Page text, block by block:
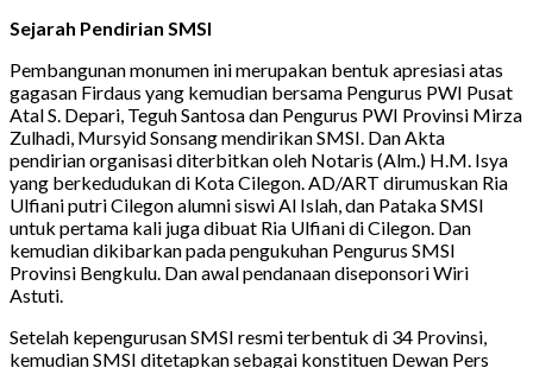
Sejarah Pendirian SMSI
Pembangunan monumen ini merupakan bentuk apresiasi atas
gagasan Firdaus yang kemudian bersama Pengurus PWI Pusat
Atal S. Depari, Teguh Santosa dan Pengurus PWI Provinsi Mirza
Zulhadi, Mursyid Sonsang mendirikan SMSI. Dan Akta
pendirian organisasi diterbitkan oleh Notaris (Alm.) H.M. Isya
yang berkedudukan di Kota Cilegon. AD/ART dirumuskan Ria
Ulfiani putri Cilegon alumni siswi Al Islah, dan Pataka SMSI
untuk pertama kali juga dibuat Ria Ulfiani di Cilegon. Dan
kemudian dikibarkan pada pengukuhan Pengurus SMSI
Provinsi Bengkulu. Dan awal pendanaan diseponsori Wiri
Astuti.
Setelah kepengurusan SMSI resmi terbentuk di 34 Provinsi,
kemudian SMSI ditetapkan sebagai konstituen Dewan Pers